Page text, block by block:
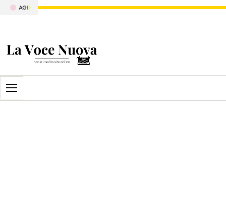
Apri il menu